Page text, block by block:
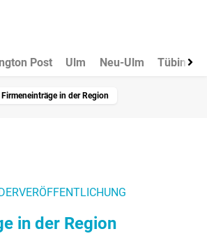
Post Ulm Neu-Ulm Tübingen
Firmeneinträge in der Region
in der Region